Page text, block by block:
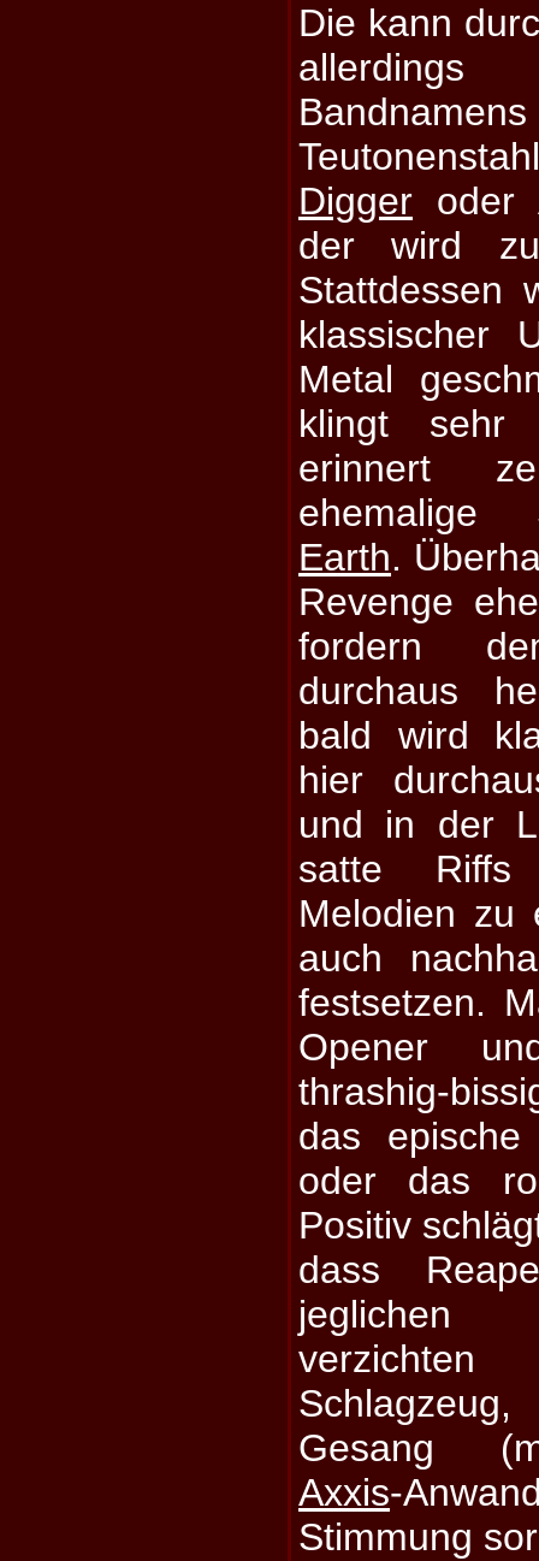
Die kann
Digger oder
der wird
Stattdessen
klassischer
Metal
klingt sehr
erinnert
Earth.
Revenge
fordern
durchaus
bald wird
hier
und in der
satte Riffs
Melodien zu
auch
festsetzen.
Opener
thrashig-
das
oder das
Positiv
dass
jeglichen
Gesang
Axxis-
Stimmung